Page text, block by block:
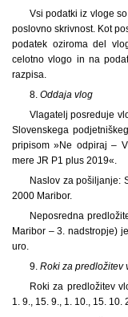
Vsi podatki iz vloge
poslovno skrivnost. Kot
podatek oziroma del
celotno vlogo in na
razpisa.
8. Oddaja vlog
Vlagatelj posreduje
Slovenskega
pripisom »Ne odpiraj –
mere JR P1 plus 2019«.
Naslov za pošiljanje:
2000 Maribor.
Neposredna
Maribor – 3. nadstropje)
uro.
9. Roki za predložitev
Roki za predložitev
1. 9., 15. 9., 1. 10., 15. 10.